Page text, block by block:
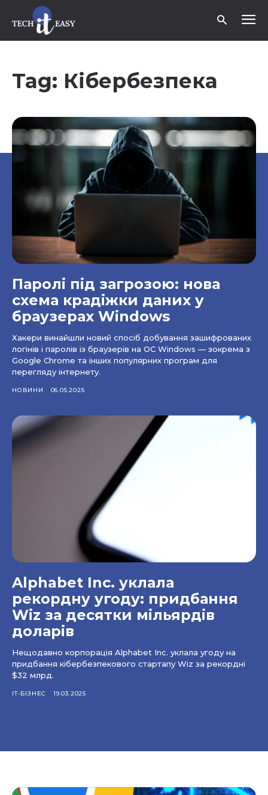
Tag: Кібербезпека
Паролі під загрозою: нова
схема крадіжки даних у
браузерах Windows
Хакери винайшли новий спосіб добування зашифрованих
логінів і паролів із браузерів на ОС Windows — зокрема з
Google Chrome та інших популярних програм для
перегляду інтернету.
НОВИНИ 06.05.2025
Alphabet Inc. уклала
рекордну угоду: придбання
Wiz за десятки мільярдів
доларів
Нещодавно корпорація Alphabet Inc. уклала угоду на
придбання кібербезпекового стартапу Wiz за рекордні
$32 млрд.
IT-БІЗНЕС 19.03.2025